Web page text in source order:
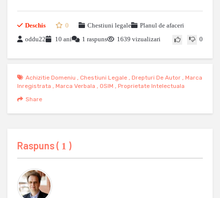
Deschis 0 Chestiuni legale
Planul de afaceri
oddu22
10 ani 1 raspuns 1639 vizualizari 0
Achizitie Domeniu , Chestiuni Legale , Drepturi De Autor , Marca
Inregistrata , Marca Verbala , OSIM , Proprietate Intelectuala
Share
Raspuns ( 1 )